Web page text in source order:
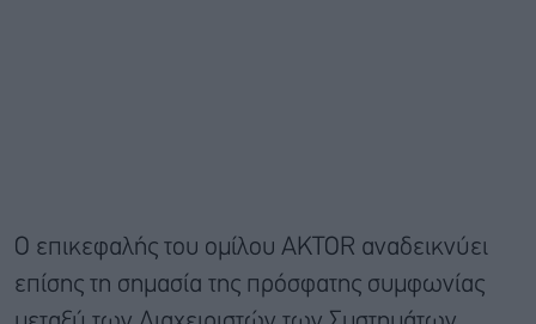
Ο επικεφαλής του ομίλου AKTOR αναδεικνύει
επίσης τη σημασία της πρόσφατης συμφωνίας